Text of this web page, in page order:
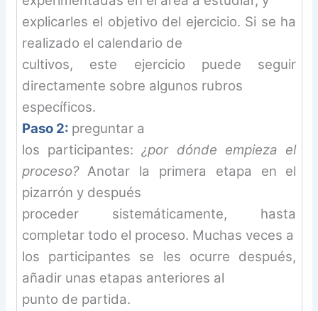
explicarles el objetivo del ejercicio. Si se ha
realizado el calendario de
cultivos, este ejercicio puede seguir
directamente sobre algunos rubros
específicos.
Paso 2: preguntar a
los participantes: ¿por dónde empieza el
proceso? Anotar la primera etapa en el
pizarrón y después
proceder sistemáticamente, hasta
completar todo el proceso. Muchas veces a
los participantes se les ocurre después,
añadir unas etapas anteriores al
punto de partida.